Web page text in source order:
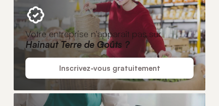
Votre entreprise n'apparaît pas sur
Hainaut Terre de Goûts ?
Inscrivez-vous gratuitement